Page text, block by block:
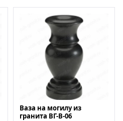
Ваза на могилу из
гранита ВГ-В-06